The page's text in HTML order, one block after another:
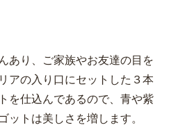
あり、ご家族やお友達の目を
アの入り口にセットした３本
を仕込んであるので、青や紫
トは美しさを増します。